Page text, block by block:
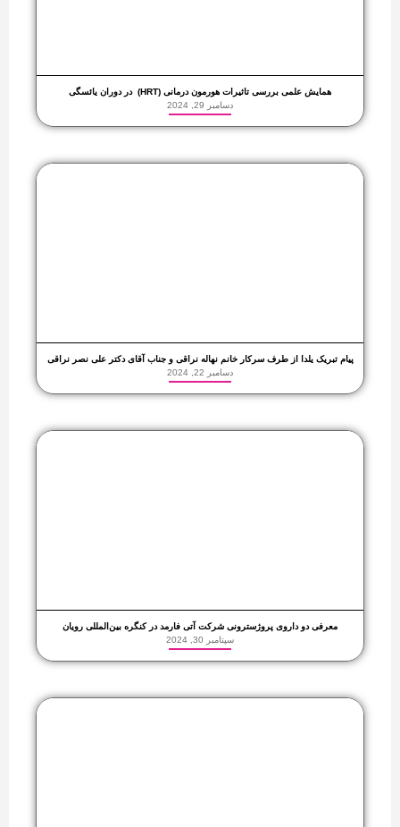
همایش علمی بررسی تاثیرات هورمون درمانی (HRT) در دوران یائسگی
دسامبر 29, 2024
پیام تبریک یلدا از طرف سرکار خانم نهاله نراقی و جناب آقای دکتر علی نصر نراقی
دسامبر 22, 2024
معرفی دو داروی پروژسترونی شرکت آتی فارمد در کنگره بین‌المللی رویان
سپتامبر 30, 2024